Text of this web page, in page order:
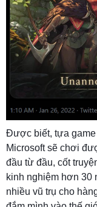
Được biết, tựa game
Microsoft sẽ chơi
đầu từ đầu, cốt
kinh nghiệm hơn 30
nhiều vũ trụ cho